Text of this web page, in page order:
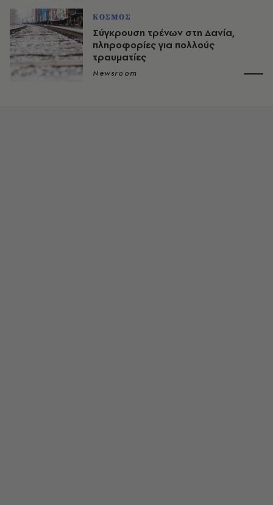
ΚΟΣΜΟΣ
Σύγκρουση τρένων στη Δανία,
πληροφορίες για πολλούς
τραυματίες
Newsroom